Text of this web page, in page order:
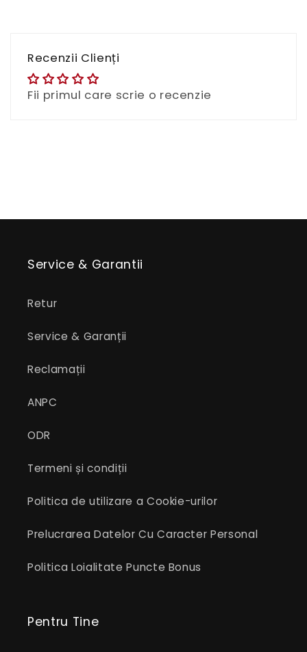
Recenzii Clienți
Fii primul care scrie o recenzie
Service & Garantii
Retur
Service & Garanții
Reclamații
ANPC
ODR
Termeni și condiții
Politica de utilizare a Cookie-urilor
Prelucrarea Datelor Cu Caracter Personal
Politica Loialitate Puncte Bonus
Pentru Tine